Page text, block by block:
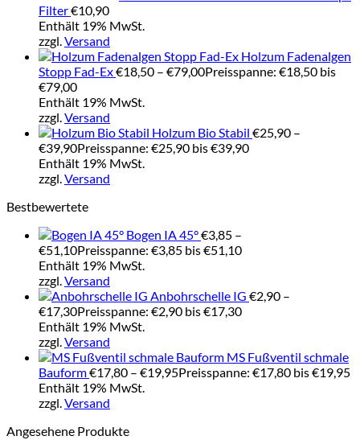
Filter€10,90
Enthält 19% MwSt.
zzgl.Versand
Holzum Fadenalgen
Stopp Fad-Ex€18,50 – €79,00Preisspanne: €18,50 bis
€79,00
Enthält 19% MwSt.
zzgl.Versand
Holzum Bio Stabil €25,90 –
€39,90Preisspanne: €25,90 bis €39,90
Enthält 19% MwSt.
zzgl.Versand
Bestbewertete
Bogen IA 45°€3,85 –
€51,10Preisspanne: €3,85 bis €51,10
Enthält 19% MwSt.
zzgl.Versand
Anbohrschelle IG €2,90 –
€17,30Preisspanne: €2,90 bis €17,30
Enthält 19% MwSt.
zzgl.Versand
MS Fußventil schmale
Bauform€17,80 – €19,95Preisspanne: €17,80 bis €19,95
Enthält 19% MwSt.
zzgl.Versand
Angesehene Produkte